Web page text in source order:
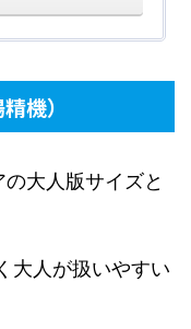
機）
大人版サイズと
大人が扱いやすい